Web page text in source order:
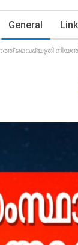
General
വൈദ്യുതി